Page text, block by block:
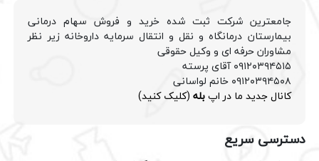
جامعترین شرکت ثبت شده خرید و فروش سهام درمانی
بیمارستان درمانگاه و نقل و انتقال سرمایه داروخانه زیر نظر
مشاوران حرفه ای و وکیل حقوقی
۰۹۱۲۰۳۹۴۵۱۵ آقای پرسته
۰۹۱۲۰۳۹۴۵۰۸ خانم لواسانی
کانال جدید ما در اپبله (کلیک کنید)
دسترسی سریع